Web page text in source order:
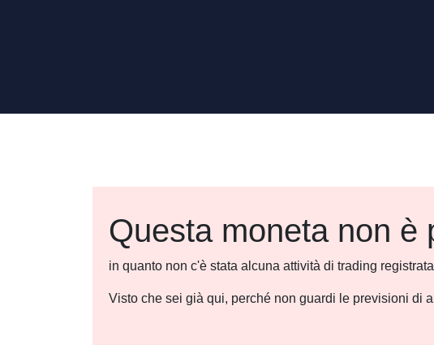
Questa moneta non è
in quanto non c'è stata alcuna attività di trading
Visto che sei già qui, perché non guardi le previsioni di